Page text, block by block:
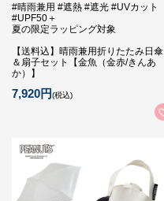
#晴雨兼用 #遮熱 #遮光 #UVカット
#UPF50＋
夏の限定ラッピング対象
【送料込】晴雨兼用折りたたみ日傘
＆扇子セット【金魚（金赤/きんあ
か）】
7,920円(税込)